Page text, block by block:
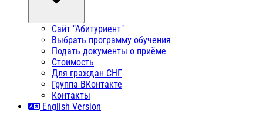
Сайт "Абитуриент"
Выбрать программу обучения
Подать документы о приёме
Стоимость
Для граждан СНГ
Группа ВКонтакте
Контакты
English Version